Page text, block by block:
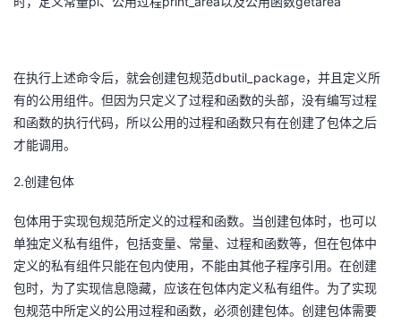
在执行上述命令后，就会创建包规范dbutil_package，并且定义所
有的公用组件。但因为只定义了过程和函数的头部，没有编写过程
和函数的执行代码，所以公用的过程和函数只有在创建了包体之后
才能调用。
2.创建包体
包体用于实现包规范所定义的过程和函数。当创建包体时，也可以
单独定义私有组件，包括变量、常量、过程和函数等，但在包体中
定义的私有组件只能在包内使用，不能由其他子程序引用。在创建
包时，为了实现信息隐藏，应该在包体内定义私有组件。为了实现
包规范中所定义的公用过程和函数，必须创建包体。创建包体需要